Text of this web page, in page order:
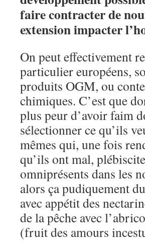
faire contracter de
extension impacter
On peut effectivement
particulier européens,
produits OGM, ou
chimiques. C’est que
plus peur d’avoir faim
sélectionner ce qu’ils
mêmes qui, une fois
qu’ils ont mal,
omniprésents dans les
alors ça pudiquement
avec appétit des
de la pêche avec
(fruit des amours